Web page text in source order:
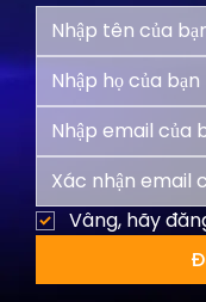
Vâng, hãy